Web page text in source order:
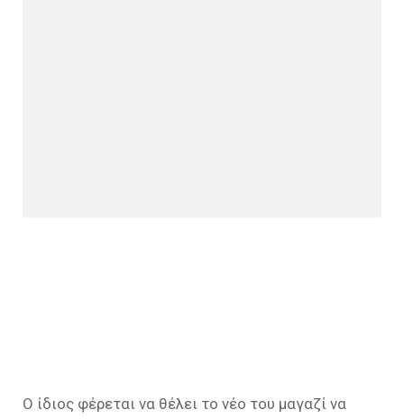
Ο ίδιος φέρεται να θέλει το νέο του μαγαζί να